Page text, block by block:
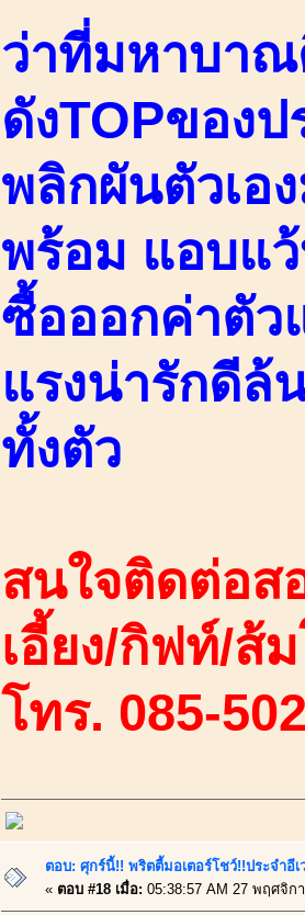
ว่าที่มหาบา
ดังTOPของ
พลิกผันตัวเอ
พร้อม แอบแ
ซื้อออกค่าตัว
แรงน่ารักดีล้
ทั้งตัว
สนใจติดต่อส
เอี้ยง/กิฟท์/ส้
โทร. 085-
ตอบ: ศุกร์นี้!! พริตตี้มอเตอร์โชว์!!ประจำอี
« ตอบ #18 เมื่อ: 05:38:57 AM 27 พฤศจิก